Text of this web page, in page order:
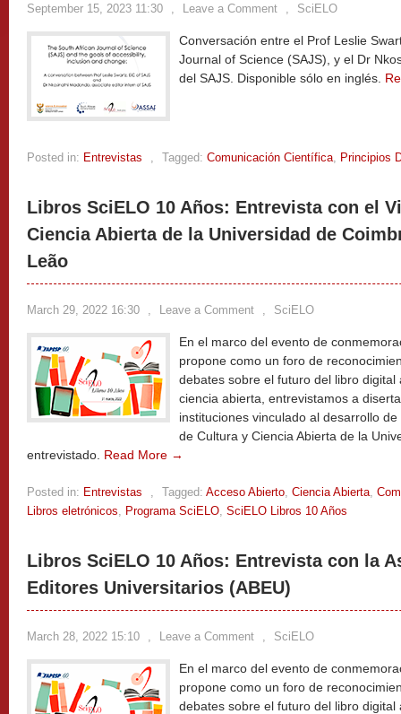
September 15, 2023 11:30 , Leave a Comment , SciELO
Conversación entre el Prof Leslie
Journal of Science (SAJS), y el Dr
del SAJS. Disponible sólo en inglés.
Posted in: Entrevistas , Tagged: Comunicación Científica, Principios
Libros SciELO 10 Años: Entrevista con el
Ciencia Abierta de la Universidad de
Leão
March 29, 2022 16:30 , Leave a Comment , SciELO
En el marco del evento de
propone como un foro de
debates sobre el futuro del libro
ciencia abierta, entrevistamos a
instituciones vinculado al desarrollo
de Cultura y Ciencia Abierta de la
entrevistado. Read More →
Posted in: Entrevistas , Tagged: Acceso Abierto, Ciencia Abierta,
Libros eletrónicos, Programa SciELO, SciELO Libros 10 Años
Libros SciELO 10 Años: Entrevista con la
Editores Universitarios (ABEU)
March 28, 2022 15:10 , Leave a Comment , SciELO
En el marco del evento de
propone como un foro de
debates sobre el futuro del libro